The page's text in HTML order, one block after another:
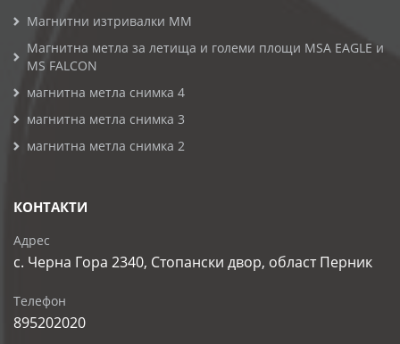
Магнитни изтривалки MM
Магнитна метла за летища и големи площи MSA EAGLE и
MS FALCON
магнитна метла снимка 4
магнитна метла снимка 3
магнитна метла снимка 2
КОНТАКТИ
Адрес
с. Черна Гора 2340, Стопански двор, област Перник
Телефон
895202020